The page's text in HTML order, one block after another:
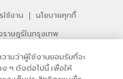
ใช้งาน |
นโยบายคุกกี้
าษฎร์ในกรุงเทพ
พ 10110 ประเทศไทย
ารใช้เว็บไซต์ของเรา
ามว่าผู้ใช้งานยอมรับที่จะ
ๆ ดังต่อไปนี้ เพื่อให้